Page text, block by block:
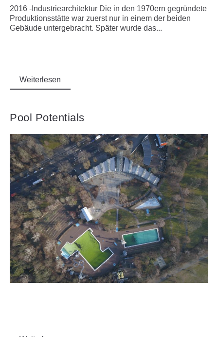
2016 -Industriearchitektur Die in den 1970ern gegründete
Produktionsstätte war zuerst nur in einem der beiden
Gebäude untergebracht. Später wurde das...
Weiterlesen
Pool Potentials